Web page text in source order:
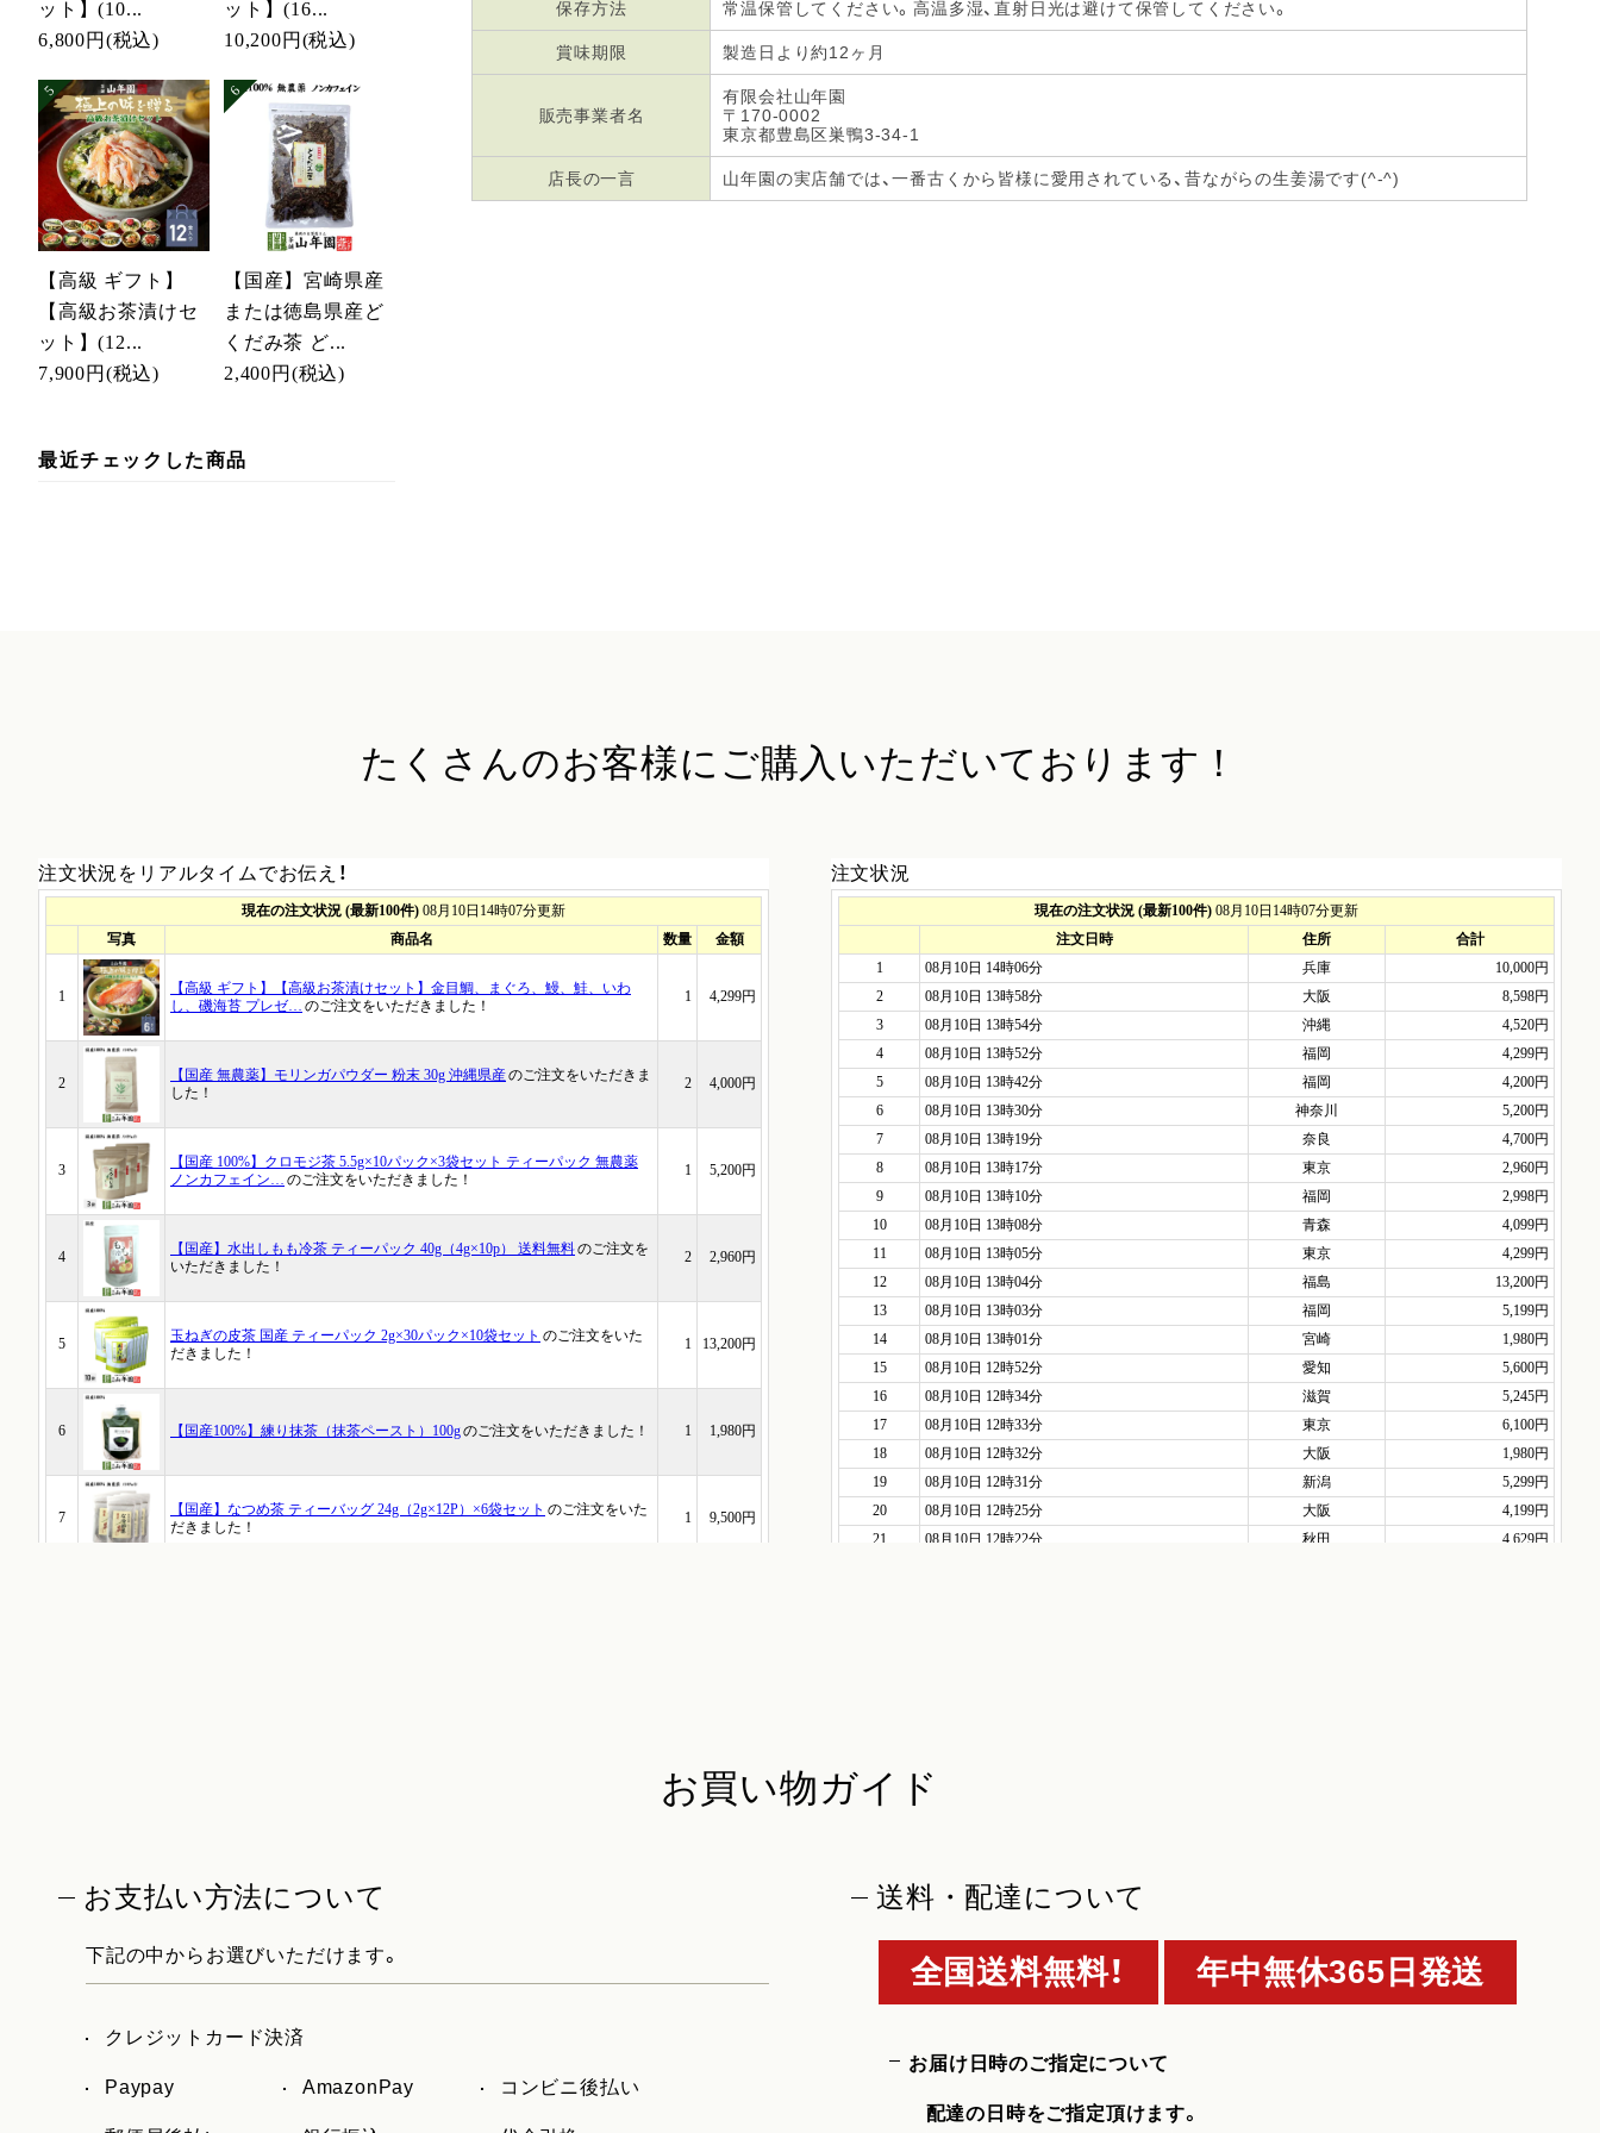
ット】(10...
6,800円 (税込)
ット】(16...
10,200円 (税込)
【高級 ギフト】
【高級お茶漬けセ
ット】(12...
7,900円 (税込)
【国産】宮崎県産
または徳島県産ど
くだみ茶 ど...
2,400円 (税込)
最近チェックした商品
保存方法 常温保管してください。高温多湿、直射日光は避けて保管してください。
賞味期限 製造日より約12ヶ月
販売事業者名
有限会社山年園
〒170-0002
東京都豊島区巣鴨3-34-1
店長の一言 山年園の実店舗では、一番古くから皆様に愛用されている、昔ながらの生姜湯です(^-^)
たくさんのお客様に ご購入いただいております！
注文状況をリアルタイムでお伝え！ 注文状況
お買い物ガイド
お支払い方法について
下記の中からお選びいただけます。
クレジットカード決済
Paypay AmazonPay コンビニ後払い
送料・配達について
全国送料無料！ 年中無休365日発送
お届け日時のご指定について
配達の日時をご指定頂けます。